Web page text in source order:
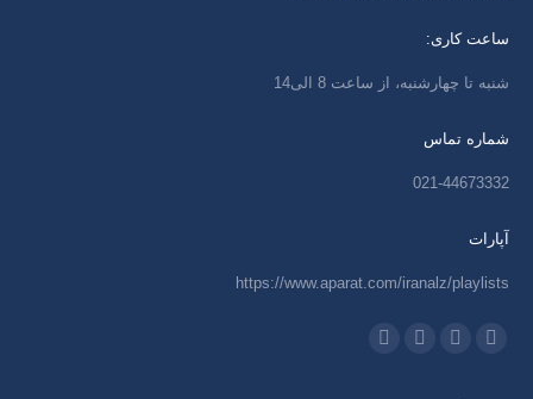
ساعت کاری:
شنبه تا چهارشنبه، از ساعت 8 الی14
شماره تماس
021-44673332
آپارات
https://www.aparat.com/iranalz/playlists
ما را دنبال کنید در: